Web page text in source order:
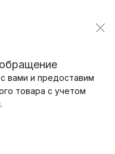
вами и предоставим
товара с учетом